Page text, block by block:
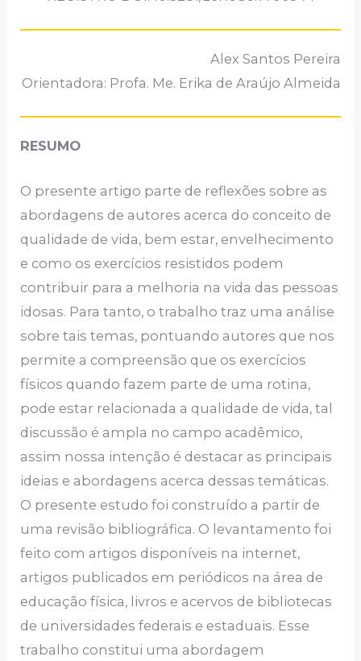
Alex Santos Pereira
Orientadora: Profa. Me. Erika de Araújo Almeida
RESUMO
O presente artigo parte de reflexões sobre as
abordagens de autores acerca do conceito de
qualidade de vida, bem estar, envelhecimento
e como os exercícios resistidos podem
contribuir para a melhoria na vida das pessoas
idosas. Para tanto, o trabalho traz uma análise
sobre tais temas, pontuando autores que nos
permite a compreensão que os exercícios
físicos quando fazem parte de uma rotina,
pode estar relacionada a qualidade de vida, tal
discussão é ampla no campo acadêmico,
assim nossa intenção é destacar as principais
ideias e abordagens acerca dessas temáticas.
O presente estudo foi construído a partir de
uma revisão bibliográfica. O levantamento foi
feito com artigos disponíveis na internet,
artigos publicados em periódicos na área de
educação física, livros e acervos de bibliotecas
de universidades federais e estaduais. Esse
trabalho constitui uma abordagem